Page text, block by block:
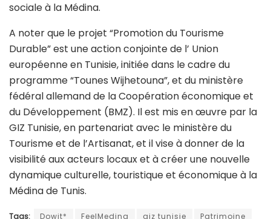
sociale à la Médina.
A noter que le projet “Promotion du Tourisme
Durable” est une action conjointe de l’ Union
européenne en Tunisie, initiée dans le cadre du
programme “Tounes Wijhetouna”, et du ministère
fédéral allemand de la Coopération économique et
du Développement (BMZ). Il est mis en œuvre par la
GIZ Tunisie, en partenariat avec le ministère du
Tourisme et de l’Artisanat, et il vise à donner de la
visibilité aux acteurs locaux et à créer une nouvelle
dynamique culturelle, touristique et économique à la
Médina de Tunis.
Tags: Dowit* FeelMedina giz tunisie
Patrimoine